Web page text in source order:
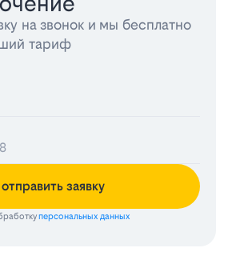
на звонок и мы бесплатно
тариф
отправить заявку
персональных данных